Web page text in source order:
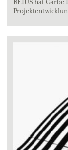
REIUS hat Garbe